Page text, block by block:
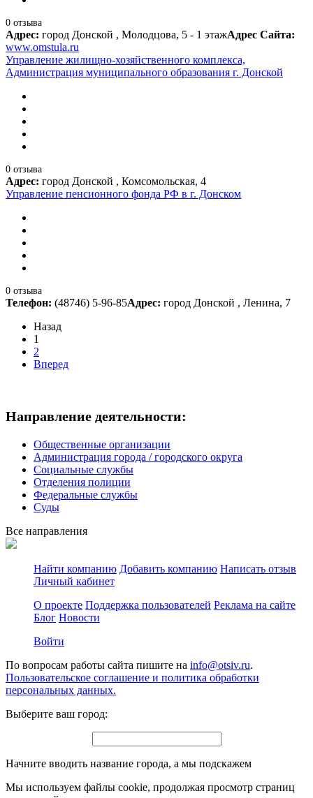
0 отзыва
Адрес: город Донской , Молодцова, 5 - 1 этажАдрес Сайта:
www.omstula.ru
Управление жилищно-хозяйственного комплекса,
Администрация муниципального образования г. Донской
0 отзыва
Адрес: город Донской , Комсомольская, 4
Управление пенсионного фонда РФ в г. Донском
0 отзыва
Телефон: (48746) 5-96-85Адрес: город Донской , Ленина, 7
Назад
1
2
Вперед
Направление деятельности:
Общественные организации
Администрация города / городского округа
Социальные службы
Отделения полиции
Федеральные службы
Суды
Все направления
Найти компанию Добавить компанию Написать отзыв
Личный кабинет
О проекте Поддержка пользователей Реклама на сайте
Блог Новости
Войти
По вопросам работы сайта пишите на info@otsiv.ru.
Пользовательское соглашение и политика обработки
персональных данных.
Выберите ваш город:
Начните вводить название города, а мы подскажем
Мы используем файлы cookie, продолжая просмотр страниц